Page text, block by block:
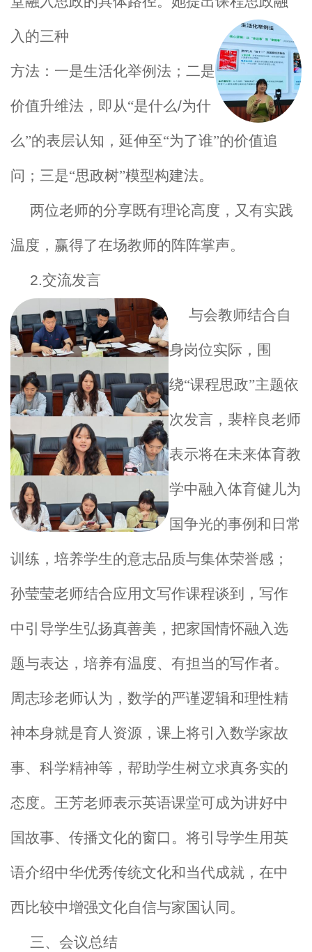
入的三种
方法：一是生活化举例法；二是
价值升维法，即从“是什么/为什
么”的表层认知，延伸至“为了谁”的价值追
问；三是“思政树”模型构建法。
两位老师的分享既有理论高度，又有实践
温度，赢得了在场教师的阵阵掌声。
2.交流发言
与会教师结合自
身岗位实际，围
绕“课程思政”主题依
次发言，裴梓良老师
表示将在未来体育教
学中融入体育健儿为
国争光的事例和日常
训练，培养学生的意志品质与集体荣誉感；
孙莹莹老师结合应用文写作课程谈到，写作
中引导学生弘扬真善美，把家国情怀融入选
题与表达，培养有温度、有担当的写作者。
周志珍老师认为，数学的严谨逻辑和理性精
神本身就是育人资源，课上将引入数学家故
事、科学精神等，帮助学生树立求真务实的
态度。王芳老师表示英语课堂可成为讲好中
国故事、传播文化的窗口。将引导学生用英
语介绍中华优秀传统文化和当代成就，在中
西比较中增强文化自信与家国认同。
三、会议总结